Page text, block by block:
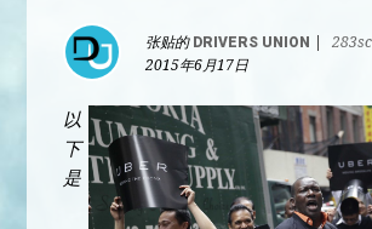
张贴的 DRIVERS UNION
283sc
2015年6月17日
以
下
是